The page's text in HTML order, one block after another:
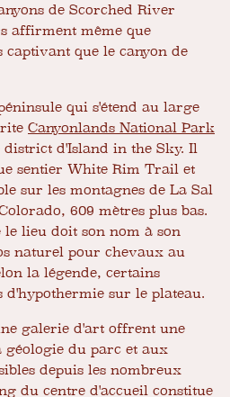
de Scorched River
affirment même que
captivant que le canyon de
qui s'étend au large
Canyonlands National Park
district d'Island in the Sky. Il
sentier White Rim Trail et
sur les montagnes de La Sal
609 mètres plus bas.
le lieu doit son nom à son
naturel pour chevaux au
la légende, certains
sur le plateau.
galerie d'art offrent une
du parc et aux
depuis les nombreux
du centre d'accueil constitue